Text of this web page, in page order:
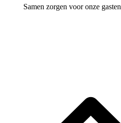
Samen zorgen voor onze gasten